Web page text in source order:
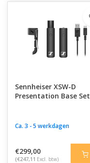
Sennheiser XSW-D
Presentation Base Set
Ca. 3 - 5 werkdagen
€299,00
(€247,11 Excl. btw)